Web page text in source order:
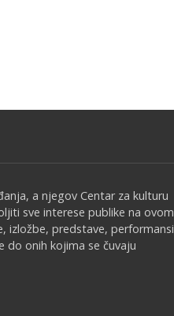
a njegov Centar za kulturu
sve interese publike na ovom
izložbe, predstave, performansi
do onih kojima se čuvaju